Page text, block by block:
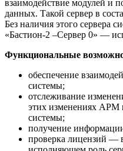
взаимодействие модулей и
данных. Такой сервер в
Без наличия этого сервера
«Бастион-2 –Сервер 0» —
Функциональные
обеспечение
системы;
отслеживание
этих изменениях АРМ
системы;
получение
проверка лицензий —